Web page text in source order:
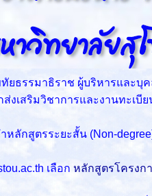
ธรรมาธิราช ผู้บริหารและบุ
งเสริมวิชาการและงานทะ
ลักสูตรระยะสั้น (Non-
เลือก หลักสูตรโครงก